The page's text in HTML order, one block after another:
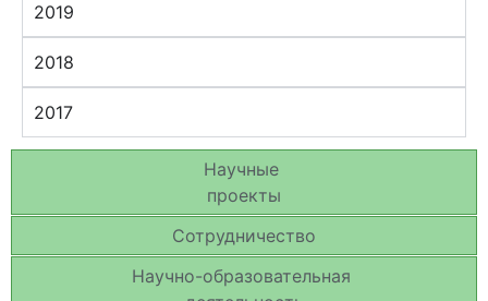
Научные
проекты
Сотрудничество
Научно-образовательная
2019
2018
2017